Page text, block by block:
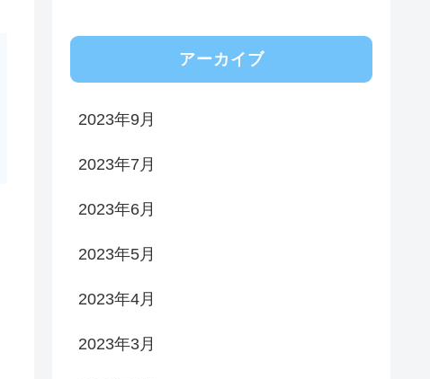
アーカイブ
2023年9月
2023年7月
2023年6月
2023年5月
2023年4月
2023年3月